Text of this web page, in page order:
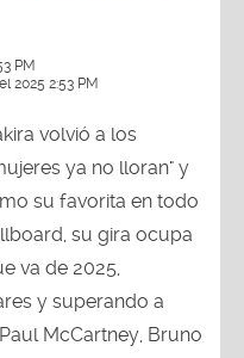
PM
2025 2:53 PM
volvió a los
ya no lloran" y
su favorita en todo
su gira ocupa
va de 2025,
y superando a
McCartney, Bruno